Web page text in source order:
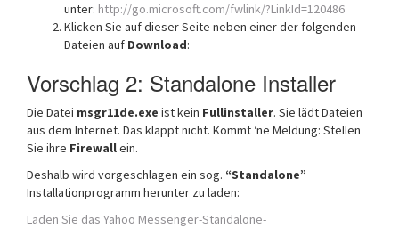
unter: http://go.microsoft.com/fwlink/?LinkId=120486
Klicken Sie auf dieser Seite neben einer der folgenden
Dateien auf Download:
Vorschlag 2: Standalone Installer
Die Datei msgr11de.exe ist kein Fullinstaller. Sie lädt Dateien
aus dem Internet. Das klappt nicht. Kommt ‘ne Meldung: Stellen
Sie ihre Firewallein.
Deshalb wird vorgeschlagen ein sog. “Standalone”
Installationprogramm herunter zu laden:
Laden Sie das Yahoo Messenger-Standalone-